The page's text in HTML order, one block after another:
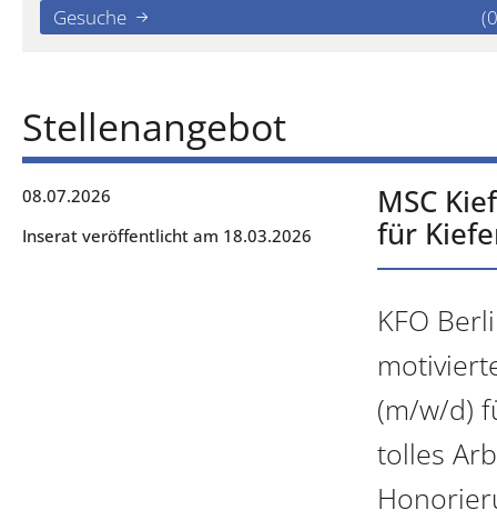
Gesuche
Stellenangebot
08.07.2026
Inserat veröffentlicht am 18.03.2026
MSC
für
KFO
(m/w/d)
tolles